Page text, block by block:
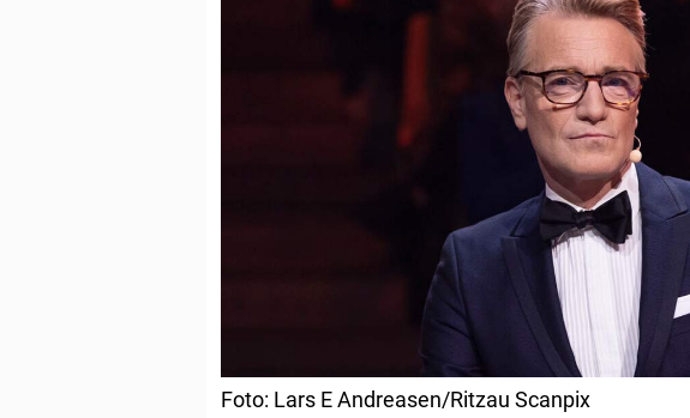
Foto: Lars E Andreasen/Ritzau Scanpix